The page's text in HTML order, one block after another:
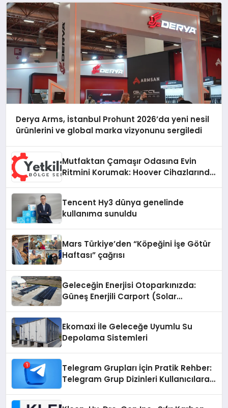
Derya Arms, İstanbul Prohunt 2026’da yeni nesil
ürünlerini ve global marka vizyonunu sergiledi
Mutfaktan Çamaşır Odasına Evin
Ritmini Korumak: Hoover Cihazlarında
Tencent Hy3 dünya genelinde
kullanıma sunuldu
Mars Türkiye’den “Köpeğini İşe Götür
Haftası” çağrısı
Geleceğin Enerjisi Otoparkınızda:
Güneş Enerjili Carport (Solar
Ekomaxi İle Geleceğe Uyumlu Su
Depolama Sistemleri
Telegram Grupları İçin Pratik Rehber:
Telegram Grup Dizinleri Kullanıcılara